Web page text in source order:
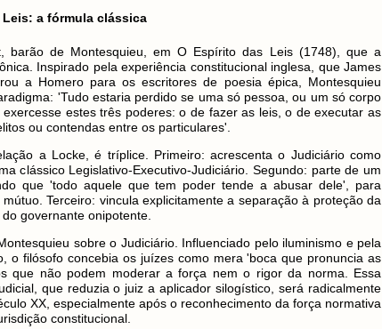
a fórmula clássica
barão de Montesquieu, em O Espírito das Leis (1748), que a
Inspirado pela experiência constitucional inglesa, que James
a Homero para os escritores de poesia épica, Montesquieu
'Tudo estaria perdido se uma só pessoa, ou um só corpo
estes três poderes: o de fazer as leis, o de executar as
ou contendas entre os particulares'.
a Locke, é tríplice. Primeiro: acrescenta o Judiciário como
clássico Legislativo-Executivo-Judiciário. Segundo: parte de um
que 'todo aquele que tem poder tende a abusar dele', para
Terceiro: vincula explicitamente a separação à proteção da
governante onipotente.
sobre o Judiciário. Influenciado pelo iluminismo e pela
o filósofo concebia os juízes como mera 'boca que pronuncia as
que não podem moderar a força nem o rigor da norma. Essa
que reduzia o juiz a aplicador silogístico, será radicalmente
XX, especialmente após o reconhecimento da força normativa
constitucional.